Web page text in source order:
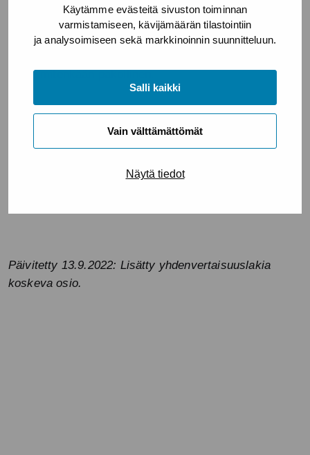
Käytämme evästeitä sivuston toiminnan
varmistamiseen, kävijämäärän tilastointiin
ja analysoimiseen sekä markkinoinnin suunnitteluun.
Vain välttämättömät
Salli kaikki
Näytä tiedot
Ilmoittaudu hakuinfoontästä linkistä.
Lämpimästi tervetuloa mukaan, jos haluat rauhassa
ei ole mitenkään pakollinen.
Lisätietoja
Lisätietoja hankehausta antaa järjestöpäällikkö
Päivitetty 13.9.2022: Lisätty yhdenvertaisuuslakia
koskeva osio.